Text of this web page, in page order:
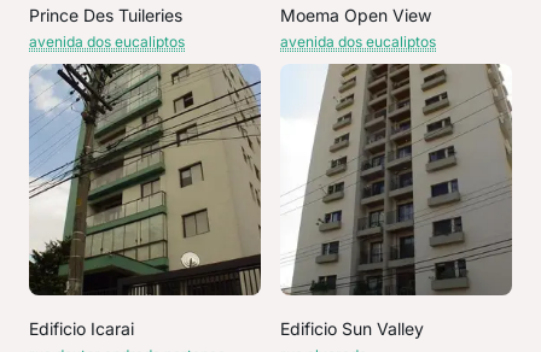
Prince Des Tuileries
avenida dos eucaliptos
Moema Open View
avenida dos eucaliptos
Edificio Icarai Edificio Sun Valley